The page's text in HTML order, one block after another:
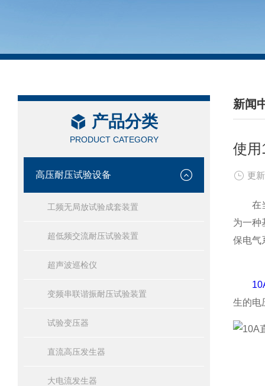
产品分类
PRODUCT CATEGORY
高压耐压试验设备
工频无局放试验成套装置
超低频交流耐压试验装置
超声波巡检仪
变频串联谐振耐压试验装置
试验变压器
直流高压发生器
大电流发生器
新闻
/
使用
更
在当
为一种
保电气
生的电